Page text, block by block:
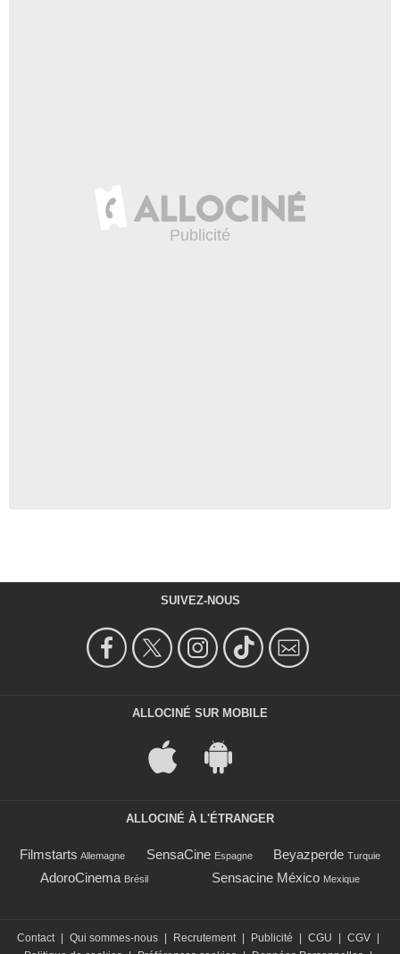
SUIVEZ-NOUS
ALLOCINÉ SUR MOBILE
ALLOCINÉ À L'ÉTRANGER
Filmstarts Allemagne SensaCine Espagne Beyazperde Turquie
AdoroCinema Brésil Sensacine México Mexique
Contact | Qui sommes-nous | Recrutement | Publicité | CGU | CGV |